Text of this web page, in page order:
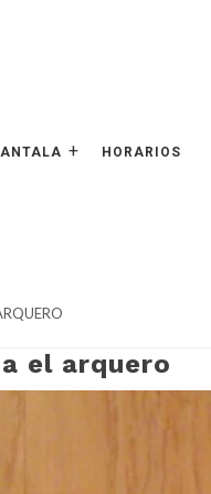
HORARIOS
el arquero